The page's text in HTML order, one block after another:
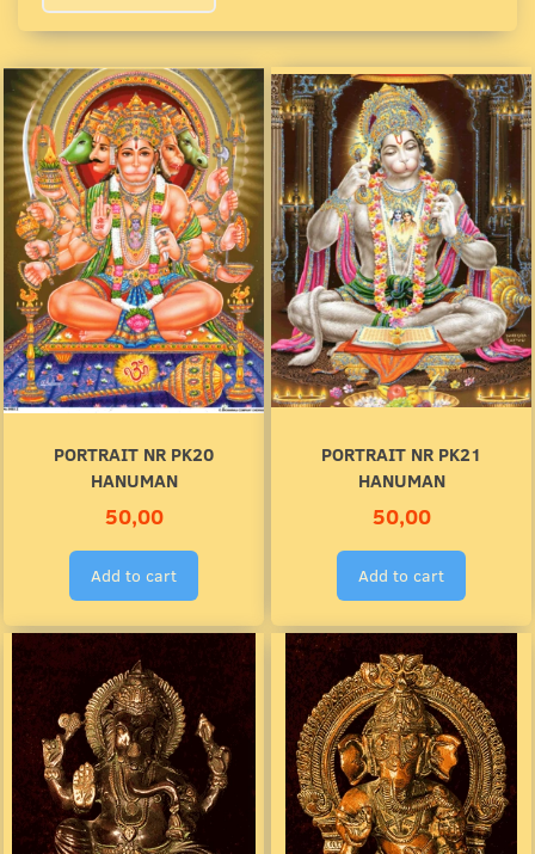
PORTRAIT NR PK20
HANUMAN
50,00
Add to cart
PORTRAIT NR PK21
HANUMAN
50,00
Add to cart